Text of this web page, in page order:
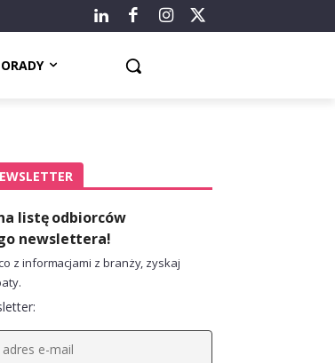
listę odbiorców
newslettera!
z informacjami z branży, zyskaj